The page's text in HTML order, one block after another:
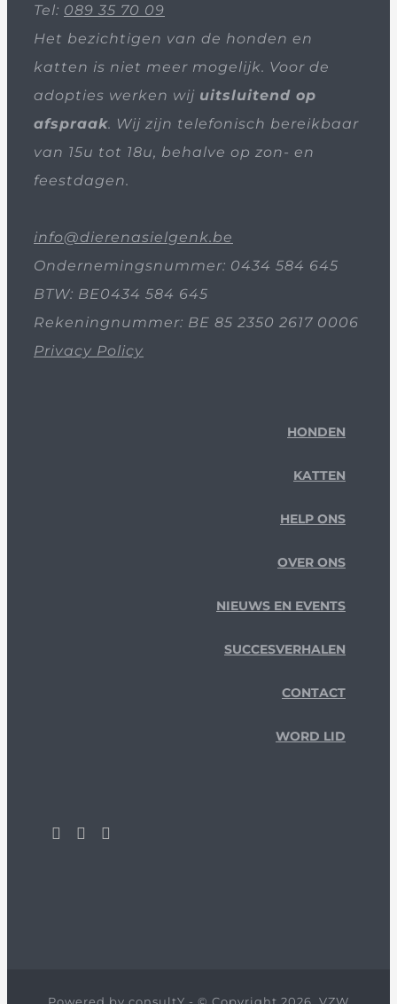
Tel: 089 35 70 09
Het bezichtigen van de honden en
katten is niet meer mogelijk. Voor de
adopties werken wij uitsluitend op
afspraak. Wij zijn telefonisch bereikbaar
van 15u tot 18u, behalve op zon- en
feestdagen.
info@dierenasielgenk.be
Ondernemingsnummer: 0434 584 645
BTW: BE0434 584 645
Rekeningnummer: BE 85 2350 2617 0006
Privacy Policy
HONDEN
KATTEN
HELP ONS
OVER ONS
NIEUWS EN EVENTS
SUCCESVERHALEN
CONTACT
WORD LID
Powered by consultY - © Copyright 2026, VZW